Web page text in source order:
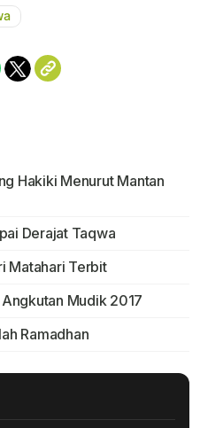
Hakiki Menurut Mantan
Derajat Taqwa
Matahari Terbit
Mudik 2017
Ramadhan